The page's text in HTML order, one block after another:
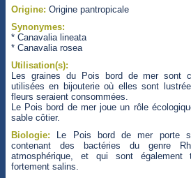
Origine: Origine pantropicale
Synonymes:
* Canavalia lineata
* Canavalia rosea
Utilisation(s):
Les graines du Pois bord de mer sont
utilisées en bijouterie où elles sont
fleurs seraient consommées.
Le Pois bord de mer joue un rôle
sable côtier.
Biologie: Le Pois bord de mer porte
contenant des bactéries du genre
atmosphérique, et qui sont également
fortement salins.